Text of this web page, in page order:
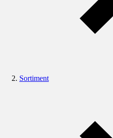
Sortiment